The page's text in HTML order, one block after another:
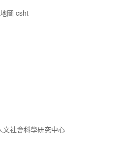
圖 csht
社會科學研究中心